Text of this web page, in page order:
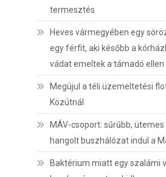
termesztés
Heves vármegyében egy
egy férfit, aki később a
vádat emeltek a támadó ellen
Megújul a téli üzemeltetési
Közútnál
MÁV-csoport: sűrűbb,
hangolt buszhálózat indul a
Baktérium miatt egy szalámi